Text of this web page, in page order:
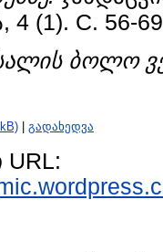
(1). С. 56-
ბოლო
გადახედვა